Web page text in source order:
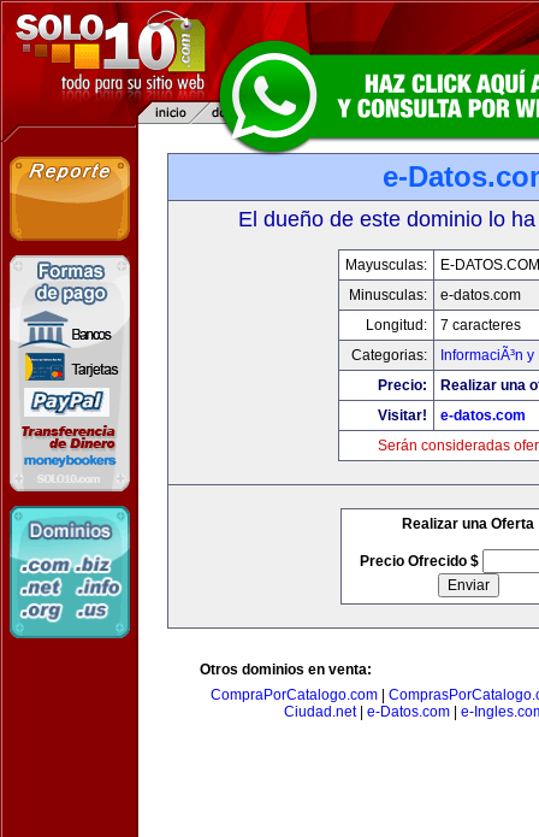
e-
El dueño de este dominio lo
Mayusculas:
E-DATOS.COM
Minusculas:
e-datos.com
Longitud:
7 caracteres
Categorias:
InformaciÃ³n
Precio:
Realizar una
Visitar!
e-datos.com
Serán consideradas
Realizar una Oferta
Precio Ofrecido $
Otros dominios en venta:
CompraPorCatalogo.com|
Ciudad.net| e-Datos.com e-